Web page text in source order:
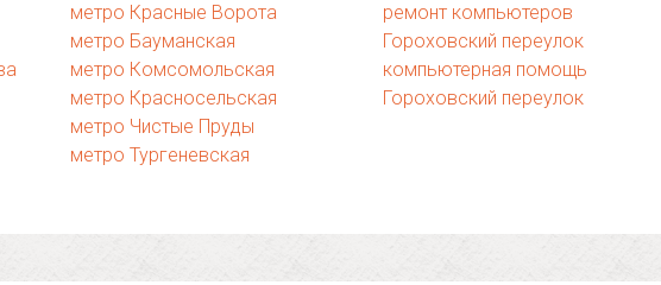
метро Красные Ворота
метро Бауманская
метро Комсомольская
метро Красносельская
метро Чистые Пруды
метро Тургеневская
ремонт компьютеров
Гороховский переулок
компьютерная помощь
Гороховский переулок